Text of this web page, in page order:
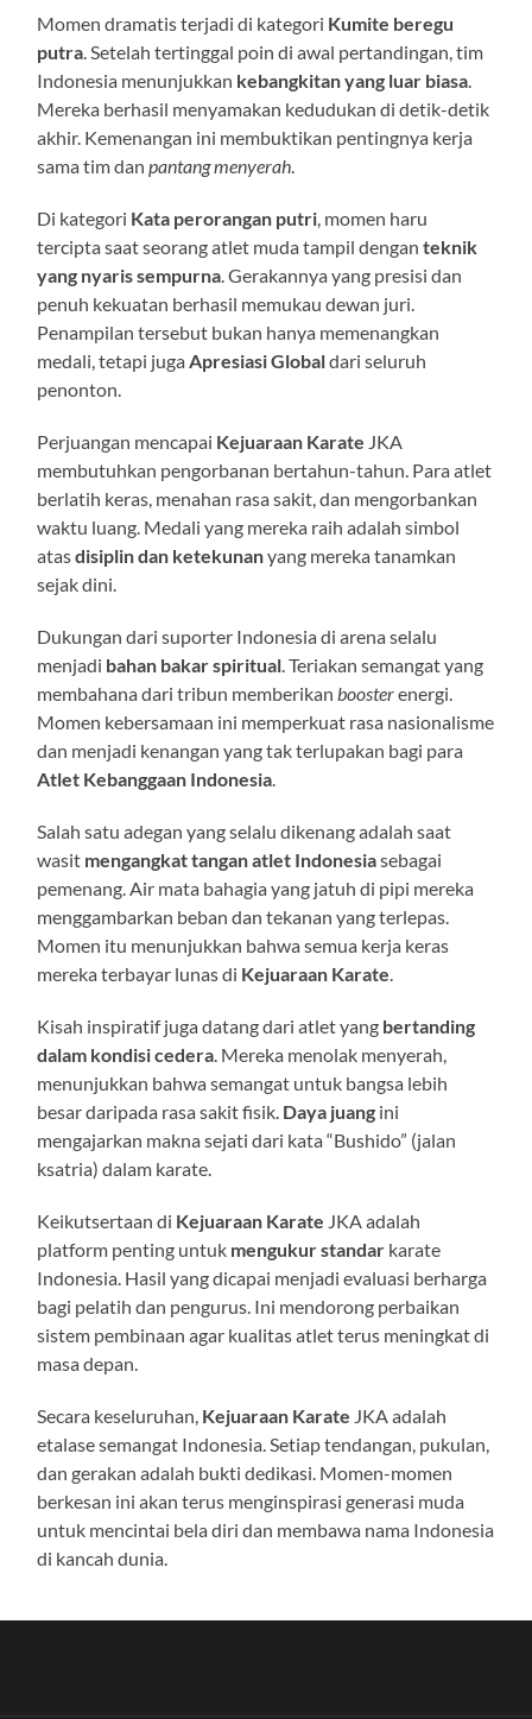
Momen dramatis terjadi di kategori Kumite beregu
putra . Setelah tertinggal poin di awal pertandingan, tim
Indonesia menunjukkan kebangkitan yang luar biasa
Mereka berhasil menyamakan kedudukan di detik-detik
akhir. Kemenangan ini membuktikan pentingnya kerja
sama tim dan pantang menyerah
Di kategori Kata perorangan putri , momen haru
tercipta saat seorang atlet muda tampil denganteknik
yang nyaris sempurna . Gerakannya yang presisi dan
penuh kekuatan berhasil memukau dewan juri.
Penampilan tersebut bukan hanya memenangkan
medali, tetapi juga Apresiasi Globaldari seluruh
penonton.
Perjuangan mencapai Kejuaraan Karate JKA
membutuhkan pengorbanan bertahun-tahun. Para atlet
berlatih keras, menahan rasa sakit, dan mengorbankan
waktu luang. Medali yang mereka raih adalah simbol
atasdisiplin dan ketekunanyang mereka tanamkan
sejak dini.
Dukungan dari suporter Indonesia di arena selalu
menjadi bahan bakar spiritual . Teriakan semangat yang
membahana dari tribun memberikan boosterenergi.
Momen kebersamaan ini memperkuat rasa nasionalisme
dan menjadi kenangan yang tak terlupakan bagi para
Atlet Kebanggaan Indonesia
Salah satu adegan yang selalu dikenang adalah saat
wasit mengangkat tangan atlet Indonesiasebagai
pemenang. Air mata bahagia yang jatuh di pipi mereka
menggambarkan beban dan tekanan yang terlepas.
Momen itu menunjukkan bahwa semua kerja keras
mereka terbayar lunas di Kejuaraan Karate
Kisah inspiratif juga datang dari atlet yang bertanding
dalam kondisi cedera . Mereka menolak menyerah,
menunjukkan bahwa semangat untuk bangsa lebih
besar daripada rasa sakit fisik. Daya juang ini
mengajarkan makna sejati dari kata “Bushido” (jalan
ksatria) dalam karate.
Keikutsertaan di Kejuaraan Karate JKA adalah
platform penting untuk mengukur standar karate
Indonesia. Hasil yang dicapai menjadi evaluasi berharga
bagi pelatih dan pengurus. Ini mendorong perbaikan
sistem pembinaan agar kualitas atlet terus meningkat di
masa depan.
Secara keseluruhan, Kejuaraan Karate JKA adalah
etalase semangat Indonesia. Setiap tendangan, pukulan,
dan gerakan adalah bukti dedikasi. Momen-momen
berkesan ini akan terus menginspirasi generasi muda
untuk mencintai bela diri dan membawa nama Indonesia
di kancah dunia.